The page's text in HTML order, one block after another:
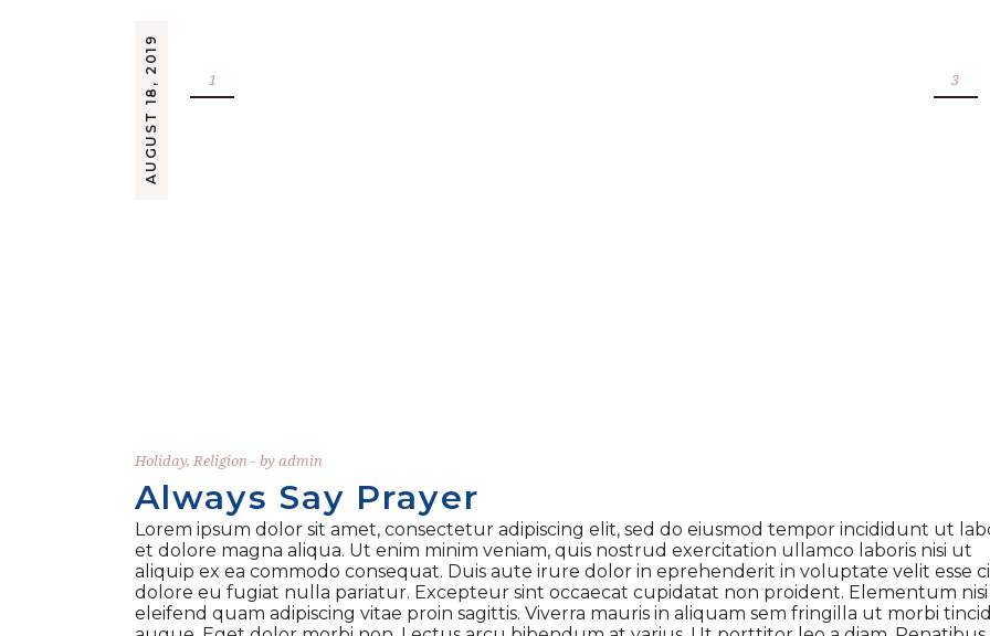
AUGUST 18, 2019
Holiday, Religion byadmin
Always Say Prayer
Lorem ipsum dolor sit amet, consectetur adipiscing elit, sed do eiusmod tempor incididunt ut
et dolore magna aliqua. Ut enim minim veniam, quis nostrud exercitation ullamco laboris nisi ut
aliquip ex ea commodo consequat. Duis aute irure dolor in eprehenderit in voluptate velit esse
dolore eu fugiat nulla pariatur. Excepteur sint occaecat cupidatat non proident. Elementum nisi
eleifend quam adipiscing vitae proin sagittis. Viverra mauris in aliquam sem fringilla ut morbi